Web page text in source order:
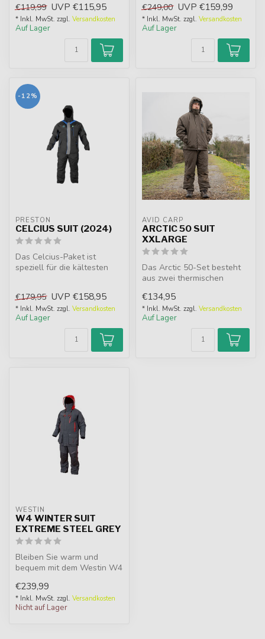
wasserdicht...
€119,99 UVP €115,95
* Inkl. MwSt. zzgl. Versandkosten
Auf Lager
Wasser ...
€249,00 UVP €159,99
* Inkl. MwSt. zzgl. Versandkosten
Auf Lager
-12%
PRESTON
CELCIUS SUIT (2024)
Das Celcius-Paket ist
speziell für die kältesten
€179,95 UVP €158,95
* Inkl. MwSt. zzgl. Versandkosten
Auf Lager
AVID CARP
ARCTIC 50 SUIT
XXLARGE
Das Arctic 50-Set besteht
aus zwei thermischen
Jacke un...
€134,95
* Inkl. MwSt. zzgl. Versandkosten
Auf Lager
WESTIN
W4 WINTER SUIT
EXTREME STEEL GREY
Bleiben Sie warm und
bequem mit dem Westin W4
Wasserdicht, ...
€239,99
* Inkl. MwSt. zzgl. Versandkosten
Nicht auf Lager